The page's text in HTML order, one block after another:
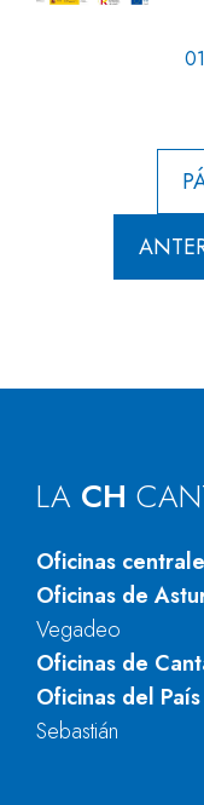
LA CH
Oficinas
Oficinas de
Vegadeo
Oficinas de
Oficinas del
Sebastián